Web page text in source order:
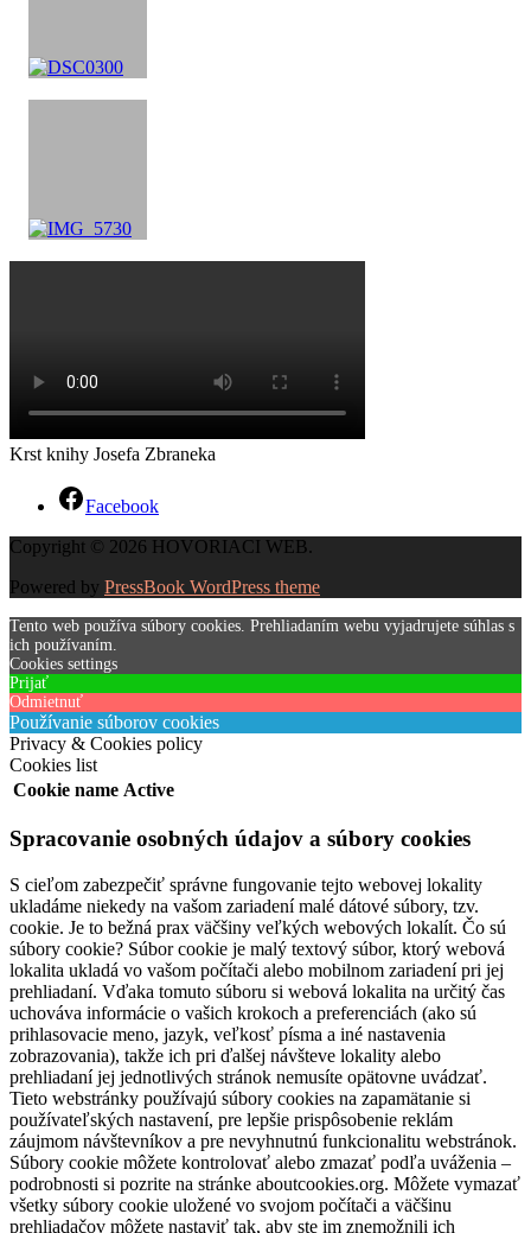
Krst knihy Josefa Zbraneka
Facebook
Copyright © 2026 HOVORIACI WEB.
Powered by PressBook WordPress theme
Tento web používa súbory cookies. Prehliadaním webu vyjadrujete súhlas s
ich používaním.
Cookies settings
Prijať
Odmietnuť
Používanie súborov cookies
Privacy & Cookies policy
Cookies list
Cookie name Active
Spracovanie osobných údajov a súbory cookies
S cieľom zabezpečiť správne fungovanie tejto webovej lokality
ukladáme niekedy na vašom zariadení malé dátové súbory, tzv.
cookie. Je to bežná prax väčšiny veľkých webových lokalít. Čo sú
súbory cookie? Súbor cookie je malý textový súbor, ktorý webová
lokalita ukladá vo vašom počítači alebo mobilnom zariadení pri jej
prehliadaní. Vďaka tomuto súboru si webová lokalita na určitý čas
uchováva informácie o vašich krokoch a preferenciách (ako sú
prihlasovacie meno, jazyk, veľkosť písma a iné nastavenia
zobrazovania), takže ich pri ďalšej návšteve lokality alebo
prehliadaní jej jednotlivých stránok nemusíte opätovne uvádzať.
Tieto webstránky používajú súbory cookies na zapamätanie si
používateľských nastavení, pre lepšie prispôsobenie reklám
záujmom návštevníkov a pre nevyhnutnú funkcionalitu webstránok.
Súbory cookie môžete kontrolovať alebo zmazať podľa uváženia –
podrobnosti si pozrite na stránke aboutcookies.org. Môžete vymazať
všetky súbory cookie uložené vo svojom počítači a väčšinu
prehliadačov môžete nastaviť tak, aby ste im znemožnili ich